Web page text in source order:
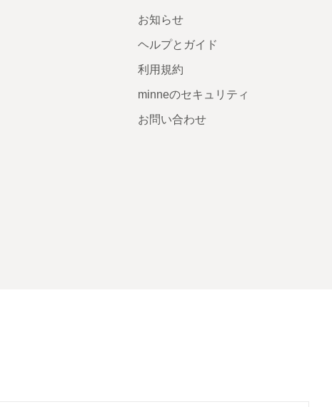
お知らせ
ヘルプとガイド
利用規約
minneのセキュリティ
お問い合わせ